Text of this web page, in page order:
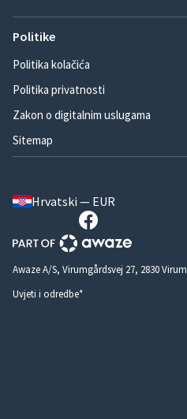
Politike
Politika kolačića
Politika privatnosti
Zakon o digitalnim uslugama
Sitemap
Hrvatski — EUR
Awaze A/S, Virumgårdsvej 27, 2830
Uvjeti i odredbe*